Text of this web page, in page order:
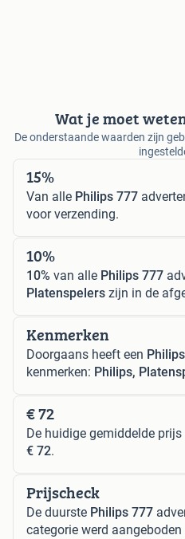
Wat je moet
De onderstaande waarden zijn
15%
Van alle Philips 777
voor verzending.
10%
10% van alle Philips 777
Platenspelers zijn in de
Kenmerken
Doorgaans heeft een
kenmerken: Philips,
€ 72
De huidige gemiddelde prijs
€ 72.
Prijscheck
De duurste Philips 777
categorie werd